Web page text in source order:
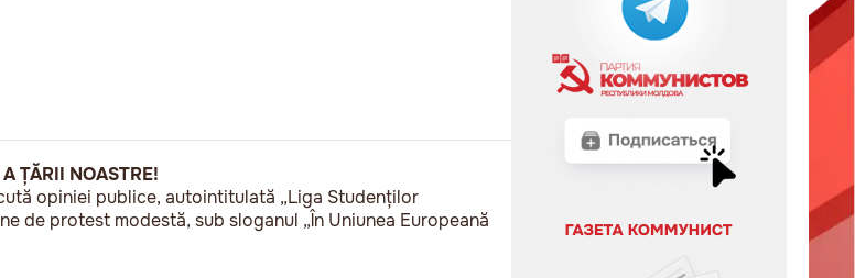
ȚĂRII NOASTRE!
opiniei publice, autointitulată „Liga Studenților
de protest modestă, sub sloganul „În Uniunea Europeană